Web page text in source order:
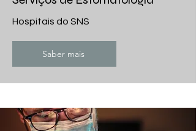
Hospitais do SNS
Saber mais